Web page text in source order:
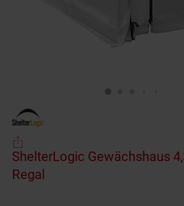
ShelterLogic Gewächshaus
Regal